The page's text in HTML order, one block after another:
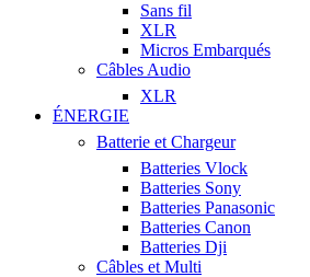
Sans fil
XLR
Micros Embarqués
Câbles Audio
XLR
ÉNERGIE
Batterie et Chargeur
Batteries Vlock
Batteries Sony
Batteries Panasonic
Batteries Canon
Batteries Dji
Câbles et Multi